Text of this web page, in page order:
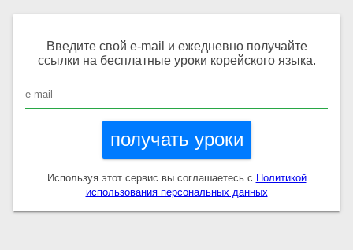
Введите свой e-mail и ежедневно получайте
ссылки на бесплатные уроки корейского языка.
получать уроки
Используя этот сервис вы соглашаетесь с Политикой
использования персональных данных